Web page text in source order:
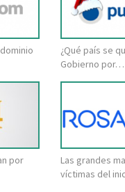
¿Qué país se
Gobierno por…
por
Las grandes
víctimas del